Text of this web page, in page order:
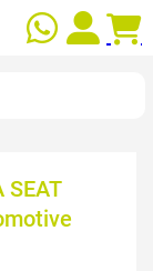
SEAT